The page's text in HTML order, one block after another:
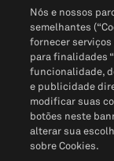
Política de
Não Venda Minhas
Nós e nossos
semelhantes
fornecer
para finalidades
funcionalidade,
e publicidade
modificar suas
botões neste
alterar sua
sobre Cookies.